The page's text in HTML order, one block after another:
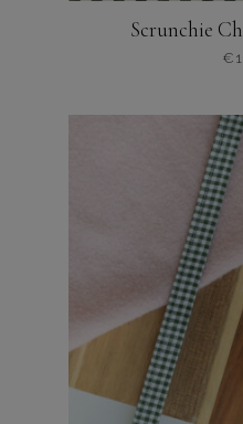
Scrunchie
€